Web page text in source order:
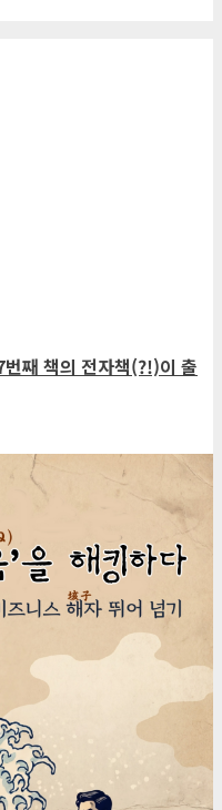
째 책의 전자책(?!)이 출